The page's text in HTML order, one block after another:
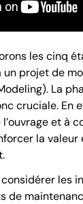
les cinq
un projet de
La
cruciale. En
et à
la valeur
les
de